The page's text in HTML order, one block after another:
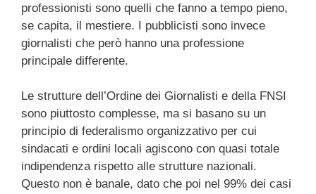
professionisti sono quelli che fanno a tempo pieno,
se capita, il mestiere. I pubblicisti sono invece
giornalisti che però hanno una professione
principale differente.
Le strutture dell’Ordine dei Giornalisti e della FNSI
sono piuttosto complesse, ma si basano su un
principio di federalismo organizzativo per cui
sindacati e ordini locali agiscono con quasi totale
indipendenza rispetto alle strutture nazionali.
Questo non è banale, dato che poi nel 99% dei casi